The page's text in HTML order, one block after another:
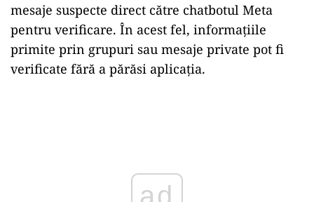
mesaje suspecte direct către chatbotul Meta
pentru verificare. În acest fel, informațiile
primite prin grupuri sau mesaje private pot fi
verificate fără a părăsi aplicația.